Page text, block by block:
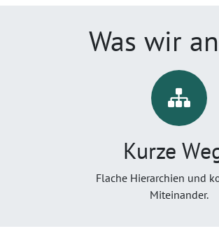
Was wir
Kurze
Flache Hierarchien und
Miteinander.